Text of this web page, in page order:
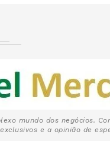
mundo dos negócios.
e a opinião de